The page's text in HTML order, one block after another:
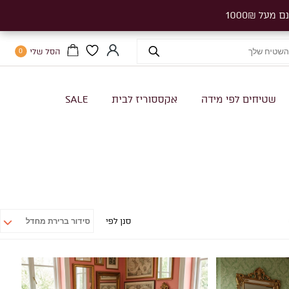
הסל שלי 0
שטיחים לפי מידה אקססוריז לבית SALE
סנן לפי